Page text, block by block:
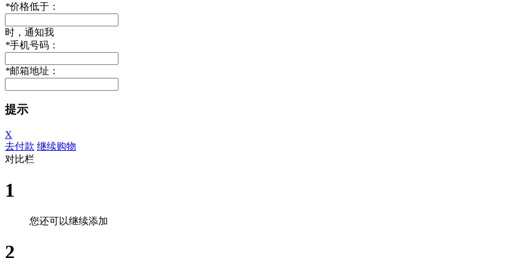
*价格低于：
时，通知我
*手机号码：
*邮箱地址：
提示
X
去付款 继续购物
对比栏
1
您还可以继续添加
2